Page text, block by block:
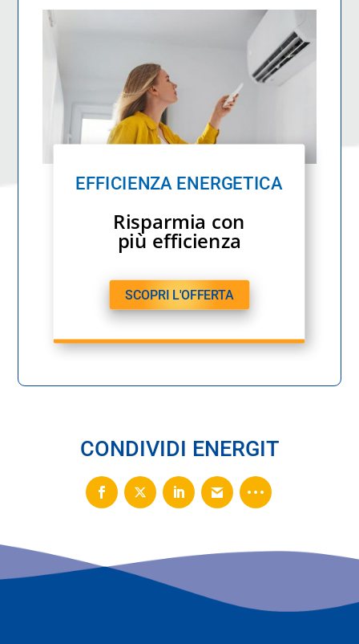
EFFICIENZA ENERGETICA
Risparmia con
più efficienza
SCOPRI L'OFFERTA
CONDIVIDI ENERGIT